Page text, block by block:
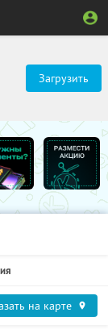
Загрузить
на карте